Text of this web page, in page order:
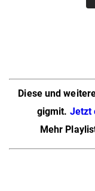
Diese und
gigmit. Jetzt
Mehr